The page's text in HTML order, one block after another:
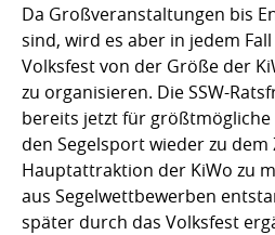
Da Großveranstaltungen bis
sind, wird es aber in jedem
Volksfest von der Größe der
zu organisieren. Die SSW-
bereits jetzt für
den Segelsport wieder zu
Hauptattraktion der KiWo zu
aus Segelwettbewerben
später durch das Volksfest